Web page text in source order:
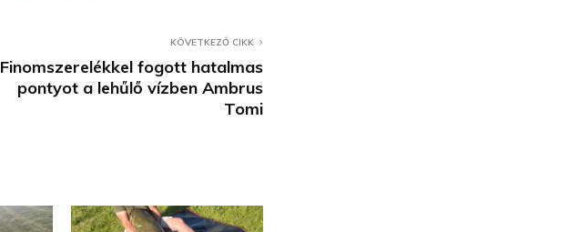
KÖVETKEZŐ CIKK
Finomszerelékkel fogott hatalmas
pontyot a lehűlő vízben Ambrus
Tomi